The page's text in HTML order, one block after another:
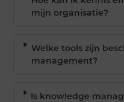
mijn organisatie?
Welke tools zijn
management?
Is knowledge